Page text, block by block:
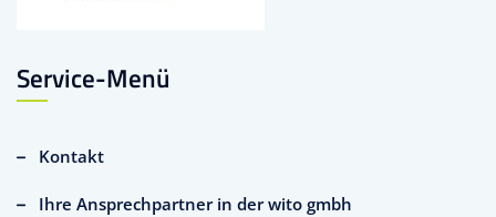
Service-Menü
Kontakt
Ihre Ansprechpartner in der wito gmbh